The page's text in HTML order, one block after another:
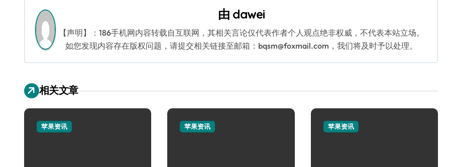
导
航
由 dawei
【声明】：186手机网内容转载自互联网，其相关言论仅代表作者个人观点绝非权威，不代表本站立场。
如您发现内容存在版权问题，请提交相关链接至邮箱：bqsm@foxmail.com，我们将及时予以处理。
相关文章
苹果资讯 苹果资讯 苹果资讯